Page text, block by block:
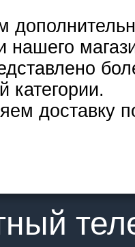
нашего
категории.
доставку